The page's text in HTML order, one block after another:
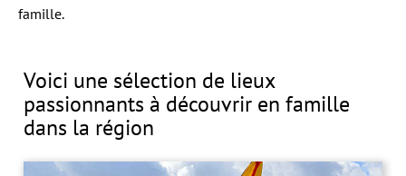
famille.
Voici une sélection de lieux
passionnants à découvrir en famille
dans la région